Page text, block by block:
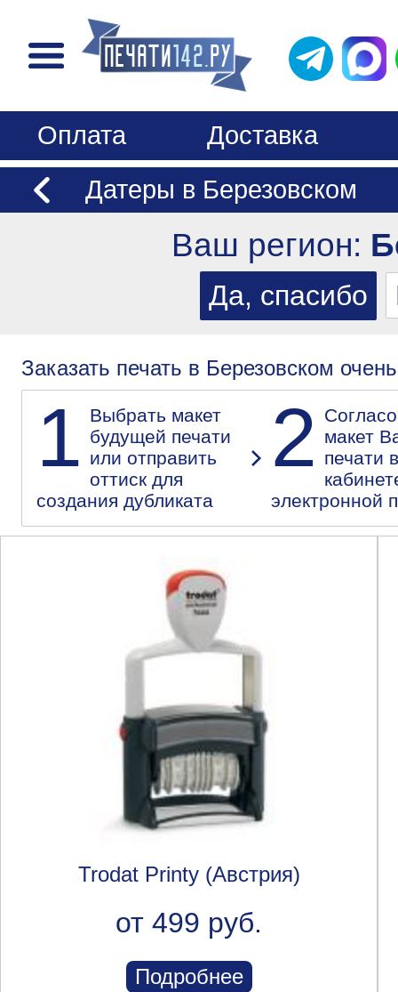
Оплата
Доставка
Датеры в Березовском
Ваш регион:
Заказать печать в Березовском
1 Выбрать макет
будущей печати
или отправить
оттиск для
создания дубликата
2
макет
печати
электронной
Trodat Printy (Австрия)
от 499 руб.
Подробнее